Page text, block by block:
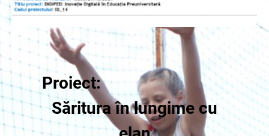
Proiect:
Săritura în lungime cu